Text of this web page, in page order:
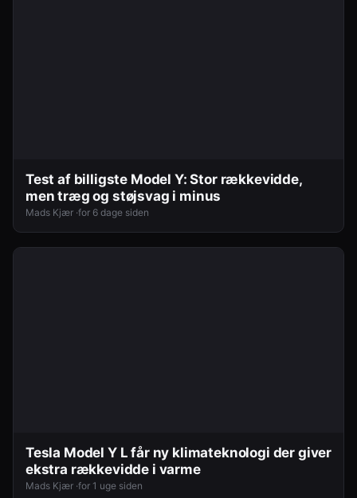
Test af billigste Model Y: Stor rækkevidde,
men træg og støjsvag i minus
Mads Kjær ·for 6 dage siden
Tesla Model Y L får ny klimateknologi der giver
ekstra rækkevidde i varme
Mads Kjær ·for 1 uge siden